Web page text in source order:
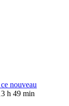
nouveau
h 49 min